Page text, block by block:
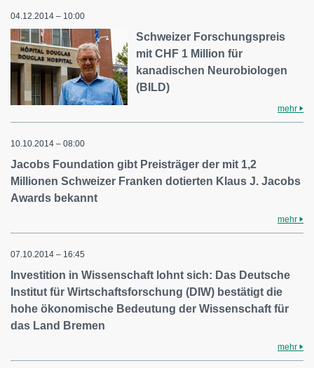
04.12.2014 – 10:00
Schweizer Forschungspreis
mit CHF 1 Million für
kanadischen Neurobiologen
(BILD)
mehr
10.10.2014 – 08:00
Jacobs Foundation gibt Preisträger der mit 1,2
Millionen Schweizer Franken dotierten Klaus J. Jacobs
Awards bekannt
mehr
07.10.2014 – 16:45
Investition in Wissenschaft lohnt sich: Das Deutsche
Institut für Wirtschaftsforschung (DIW) bestätigt die
hohe ökonomische Bedeutung der Wissenschaft für
das Land Bremen
mehr